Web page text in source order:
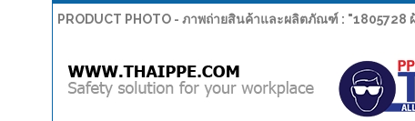
PRODUCT PHOTO - ภาพถ่ายสินค้าและผลิตภัณฑ์ : "1805728